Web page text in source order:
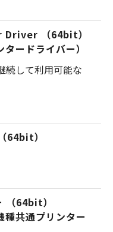
（64bit）
ードライバー）
続して利用可能な
）
（64bit）
共通プリンター